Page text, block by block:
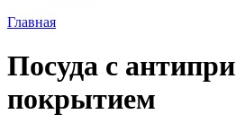
Главная
Посуда с
покрытием